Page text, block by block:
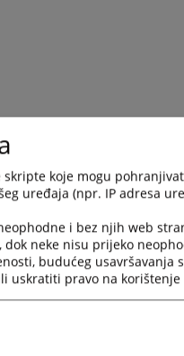
pruža Odjel za
jezik
koje mogu
uređaja (npr. IP adresa
i bez njih web
neke nisu prijeko
budućeg usavršavanja
uskratiti pravo na